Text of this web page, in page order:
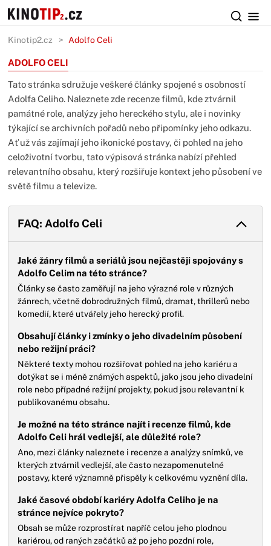
Kinotip2.cz Adolfo Celi
ADOLFO CELI
Tato stránka sdružuje veškeré články spojené s osobností
Adolfa Celiho. Naleznete zde recenze filmů, kde ztvárnil
památné role, analýzy jeho hereckého stylu, ale i novinky
týkající se archivních pořadů nebo připomínky jeho odkazu.
Ať už vás zajímají jeho ikonické postavy, či pohled na jeho
celoživotní tvorbu, tato výpisová stránka nabízí přehled
relevantního obsahu, který rozšiřuje kontext jeho působení ve
světě filmu a televize.
FAQ: Adolfo Celi
Jaké žánry filmů a seriálů jsou nejčastěji spojovány s
Adolfo Celim na této stránce?
Články se často zaměřují na jeho výrazné role v různých
žánrech, včetně dobrodružných filmů, dramat, thrillerů nebo
komedií, které utvářely jeho herecký profil.
Obsahují články i zmínky o jeho divadelním působení
nebo režijní práci?
Některé texty mohou rozšiřovat pohled na jeho kariéru a
dotýkat se i méně známých aspektů, jako jsou jeho divadelní
role nebo případné režijní projekty, pokud jsou relevantní k
publikovanému obsahu.
Je možné na této stránce najít i recenze filmů, kde
Adolfo Celi hrál vedlejší, ale důležité role?
Ano, mezi články naleznete i recenze a analýzy snímků, ve
kterých ztvárnil vedlejší, ale často nezapomenutelné
postavy, které významně přispěly k celkovému vyznění díla.
Jaké časové období kariéry Adolfa Celiho je na
stránce nejvíce pokryto?
Obsah se může rozprostírat napříč celou jeho plodnou
kariérou, od raných začátků až po jeho pozdní role,